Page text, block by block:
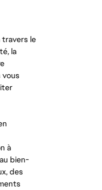
travers le
la
vous
à
bien-
des